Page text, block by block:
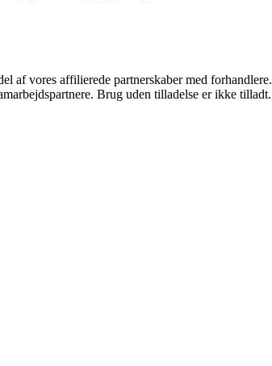
af vores affilierede partnerskaber med forhandlere.
Brug uden tilladelse er ikke tilladt.